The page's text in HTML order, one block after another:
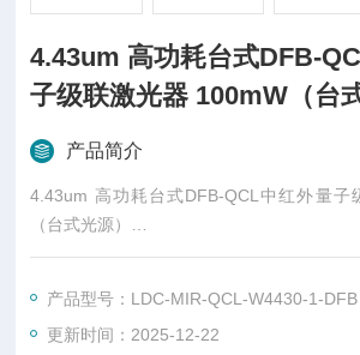
4.43um 高功耗台式DFB-
子级联激光器 100mW（台
产品简介
4.43um 高功耗台式DFB-QCL中红外量子
（台式光源）
QCL4430DFB-4.43um高功耗DFB-QCL台
耗有利于空间光通讯测试研究。我们的台式
AR审核，是目前商用中红外测试光源的优
产品型号：LDC-MIR-QCL-W4430-1-DFB
更新时间：2025-12-22